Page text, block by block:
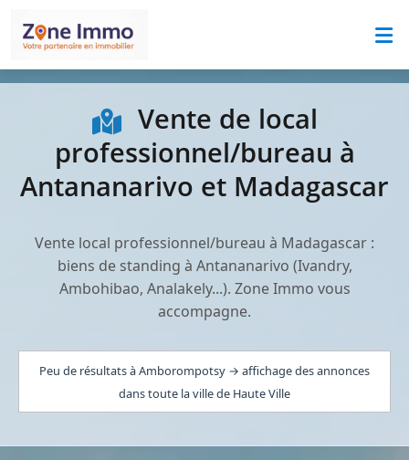
Vente de local
professionnel/bureau à
Antananarivo et Madagascar
Vente local professionnel/bureau à Madagascar :
biens de standing à Antananarivo (Ivandry,
Ambohibao, Analakely...). Zone Immo vous
accompagne.
Peu de résultats à Amborompotsy → affichage des annonces
dans toute la ville de Haute Ville